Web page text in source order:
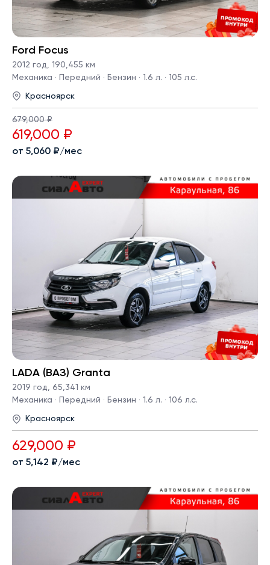
Ford Focus
2012 год, 190,455 км
Механика · Передний · Бензин · 1.6 л. · 105 л.с.
Красноярск
679,000 ₽
619,000 ₽
от 5,060 ₽/мес
LADA (ВАЗ) Granta
2019 год, 65,341 км
Механика · Передний · Бензин · 1.6 л. · 106 л.с.
Красноярск
629,000 ₽
от 5,142 ₽/мес